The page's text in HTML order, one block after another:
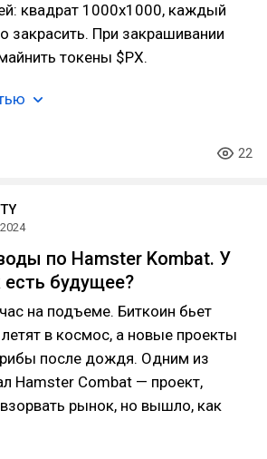
квадрат 1000x1000, каждый
закрасить. При закрашивании
токены $PX.
22
по Hamster Kombat. У
есть будущее?
на подъеме. Биткоин бьет
в космос, а новые проекты
после дождя. Одним из
Hamster Combat — проект,
рынок, но вышло, как